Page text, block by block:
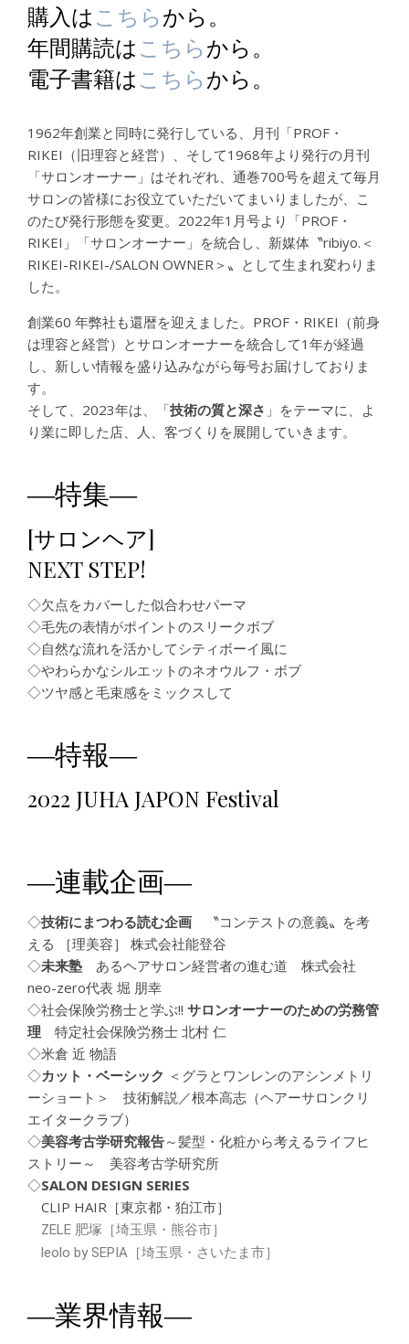
購入はこちらから。
年間購読はこちらから。
電子書籍はこちらから。
1962年創業と同時に発行している、月刊「PROF・
RIKEI（旧理容と経営）、そして1968年より発行の月刊
「サロンオーナー」はそれぞれ、通巻700号を超えて毎月
サロンの皆様にお役立ていただいてまいりましたが、こ
のたび発行形態を変更。2022年1月号より「PROF・
RIKEI」「サロンオーナー」を統合し、新媒体〝ribiyo.＜
RIKEI-RIKEI-/SALON OWNER＞〟として生まれ変わりま
した。
創業60 年弊社も還暦を迎えました。PROF・RIKEI（前身
は理容と経営）とサロンオーナーを統合して1年が経過
し、新しい情報を盛り込みながら毎号お届けしておりま
す。
そして、2023年は、「技術の質と深さ 」をテーマに、よ
り業に即した店、人、客づくりを展開していきます。
―特集―
[サロンヘア]
NEXT STEP!
◇欠点をカバーした似合わせパーマ
◇毛先の表情がポイントのスリークボブ
◇自然な流れを活かしてシティボーイ風に
◇やわらかなシルエットのネオウルフ・ボブ
◇ツヤ感と毛束感をミックスして
―特報―
2022 JUHA JAPON Festival
―連載企画―
◇技術にまつわる読む企画 〝コンテストの意義〟を考
える ［理美容］ 株式会社能登谷
◇未来塾 あるヘアサロン経営者の進む道 株式会社
neo-zero代表 堀 朋幸
◇社会保険労務士と学ぶ!! サロンオーナーのための労務管
理 特定社会保険労務士 北村 仁
◇米倉 近 物語
◇カット・ベーシック ＜グラとワンレンのアシンメトリ
ーショート＞ 技術解説／根本高志（ヘアーサロンクリ
エイタークラブ）
◇美容考古学研究報告～髪型・化粧から考えるライフヒ
ストリー～ 美容考古学研究所
◇SALON DESIGN SERIES
CLIP HAIR［東京都・狛江市］
ZELE 肥塚［埼玉県・熊谷市］
leolo by SEPIA［埼玉県・さいたま市］
―業界情報―